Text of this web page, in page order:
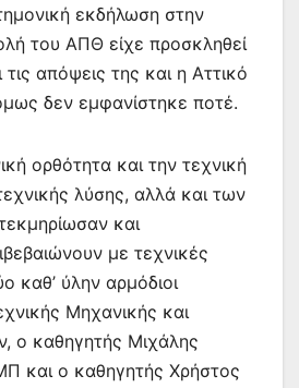
εκδήλωση στην
του ΑΠΘ είχε προσκληθεί
απόψεις της και η Αττικό
δεν εμφανίστηκε ποτέ.
ορθότητα και την τεχνική
λύσης, αλλά και των
και
με τεχνικές
καθ’ ύλην αρμόδιοι
Μηχανικής και
ο καθηγητής Μιχάλης
και ο καθηγητής Χρήστος